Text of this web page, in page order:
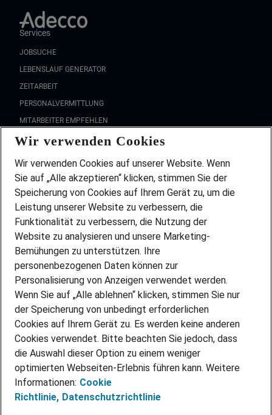
Services
JOBSUCHE
LEBENSLAUF GENERATOR
ZEITARBEIT
PERSONALVERMITTLUNG
MITARBEITER EMPFEHLEN
FAQ
Wir stellen ein!
DEINE BERUFSGRUPPE
DEINE LEBENSSITUATION
PARTNERSHIP WITH AIRBUS
INITIATIV BEWERBEN
ÜBER UNS
STANDORTE
BLOG
PRESSE
KONTAKT
@Adecco 2026
IMPRESSUM
DATENSCHUTZ
Wir verwenden Cookies
Wir verwenden Cookies auf unserer Website. Wenn
Sie auf „Alle akzeptieren“ klicken, stimmen Sie der
Speicherung von Cookies auf Ihrem Gerät zu, um die
Leistung unserer Website zu verbessern, die
Funktionalität zu verbessern, die Nutzung der
Website zu analysieren und unsere Marketing-
Bemühungen zu unterstützen. Ihre
personenbezogenen Daten können zur
Personalisierung von Anzeigen verwendet werden.
Wenn Sie auf „Alle ablehnen“ klicken, stimmen Sie nur
der Speicherung von unbedingt erforderlichen
Cookies auf Ihrem Gerät zu. Es werden keine anderen
Cookies verwendet. Bitte beachten Sie jedoch, dass
die Auswahl dieser Option zu einem weniger
optimierten Webseiten-Erlebnis führen kann. Weitere
Informationen: Cookie
Richtlinie, Datenschutzrichtlinie